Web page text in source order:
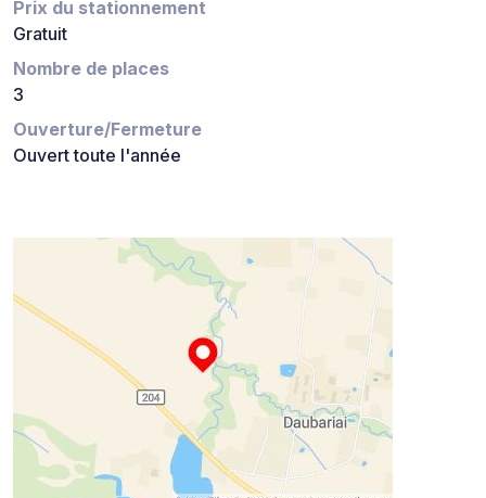
Prix du stationnement
Gratuit
Nombre de places
3
Ouverture/Fermeture
Ouvert toute l'année